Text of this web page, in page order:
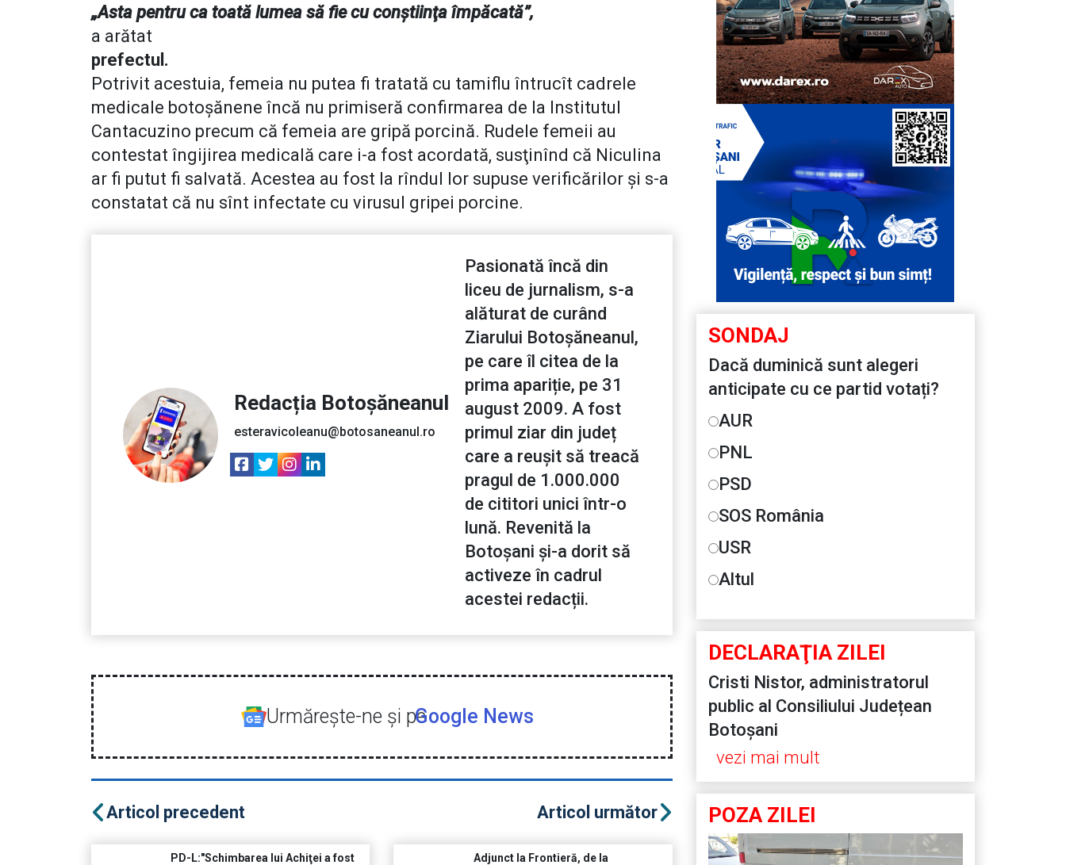
„Asta pentru ca toată lumea să fie cu conştiinţa împăcată”,
a arătat
prefectul.
Potrivit acestuia, femeia nu putea fi tratată cu tamiflu întrucît cadrele
medicale botoşănene încă nu primiseră confirmarea de la Institutul
Cantacuzino precum că femeia are gripă porcină. Rudele femeii au
contestat îngijirea medicală care i-a fost acordată, susţinînd că Niculina
ar fi putut fi salvată. Acestea au fost la rîndul lor supuse verificărilor şi s-a
constatat că nu sînt infectate cu virusul gripei porcine.
Redacția Botoșăneanul
esteravicoleanu@botosaneanul.ro
Pasionată încă din
liceu de jurnalism, s-a
alăturat de curând
Ziarului Botoșăneanul,
pe care îl citea de la
prima apariție, pe 31
august 2009. A fost
primul ziar din județ
care a reușit să treacă
pragul de 1.000.000
de cititori unici într-o
lună. Revenită la
Botoșani și-a dorit să
activeze în cadrul
acestei redacții.
Urmăreşte-ne şi peGoogle News
Articol precedent
PD-L:"Schimbarea lui Achiţei a fost
Articol următor
Adjunct la Frontieră, de la
SONDAJ
Dacă duminică sunt alegeri
anticipate cu ce partid votați?
AUR
PNL
PSD
SOS România
USR
Altul
DECLARAŢIA ZILEI
Cristi Nistor, administratorul
public al Consiliului Județean
Botoșani
vezi mai mult
POZA ZILEI